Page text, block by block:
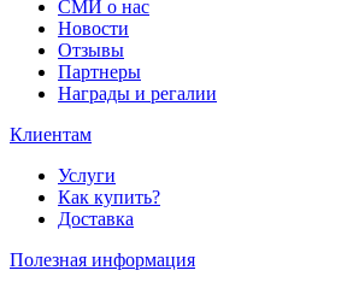
СМИ о нас
Новости
Отзывы
Партнеры
Награды и регалии
Клиентам
Услуги
Как купить?
Доставка
Полезная информация